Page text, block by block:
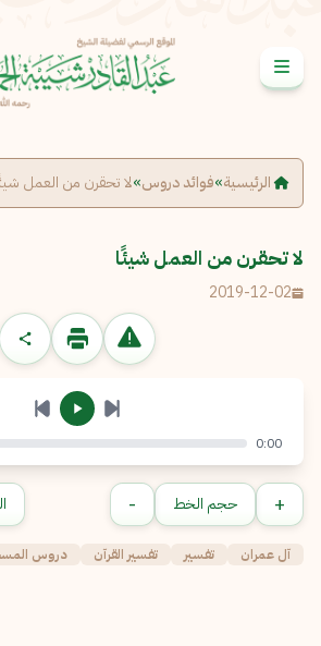
الرئيسية»فوائد دروس»لا تحقرن من العمل
لا تحقرن من العمل شيئًا
2019-12-02
الإبلاغ عن
الرسالة
إرسال إلغاء
0:00
+ حجم الخط -
آل عمران تفسير تفسير القرآن دروس